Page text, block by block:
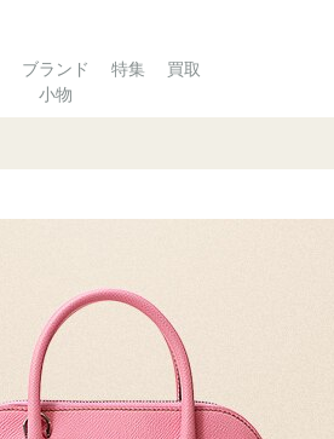
ブランド
小物
特集 買取